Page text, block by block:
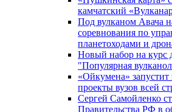
камчатский
Под вулканом Авача
соревнования по
планетоходами и
Новый набор на курс
"Популярная
«Ойкумена»
проекты вузов всей
Сергей Самойленко
Правительства РФ в